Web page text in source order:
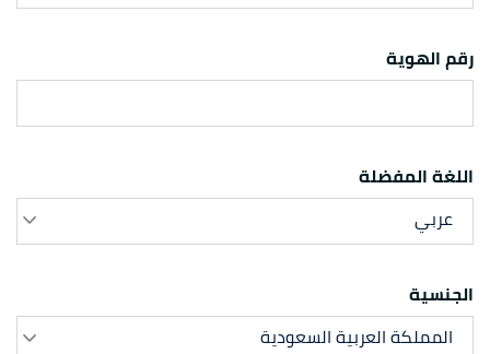
رقم الهوية
اللغة المفضلة
عربي
الجنسية
المملكة العربية السعودية